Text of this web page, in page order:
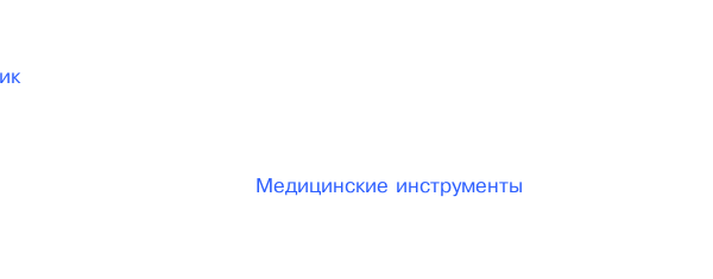
дыхания и лица - маски, респираторы, антисептики для рук и
Медицинские инструменты